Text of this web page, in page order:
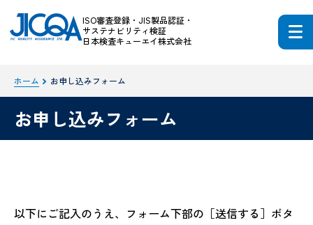
ISO審査登録・JIS製品認証・
サステナビリティ検証
日本検査キューエイ株式会社
ホーム お申し込みフォーム
お申し込みフォーム
以下にご記入のうえ、フォーム下部の［送信する］ボタ